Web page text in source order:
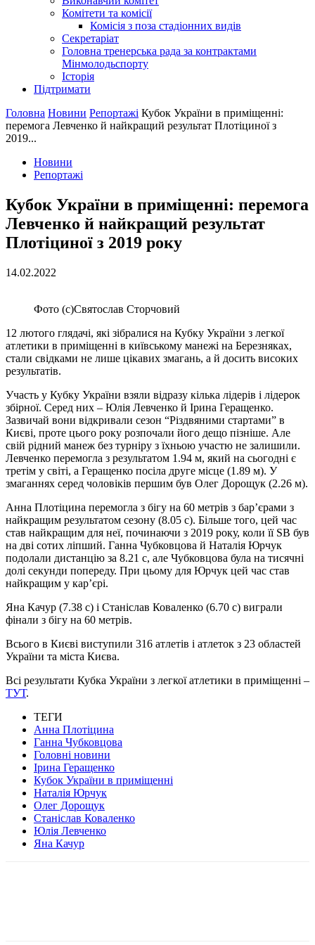
Комітети та комісії
Комісія з поза стадіонних видів
Секретаріат
Головна тренерська рада за контрактами
Мінмолодьспорту
Історія
Підтримати
Головна Новини Репортажі Кубок України в приміщенні:
перемога Левченко й найкращий результат Плотіциної з
2019...
Новини
Репортажі
Кубок України в приміщенні: перемога
Левченко й найкращий результат
Плотіциної з 2019 року
14.02.2022
Фото (с)Святослав Сторчовий
12 лютого глядачі, які зібралися на Кубку України з легкої
атлетики в приміщенні в київському манежі на Березняках,
стали свідками не лише цікавих змагань, а й досить високих
результатів.
Участь у Кубку України взяли відразу кілька лідерів і лідерок
збірної. Серед них – Юлія Левченко й Ірина Геращенко.
Зазвичай вони відкривали сезон “Різдвяними стартами” в
Києві, проте цього року розпочали його дещо пізніше. Але
свій рідний манеж без турніру з їхньою участю не залишили.
Левченко перемогла з результатом 1.94 м, який на сьогодні є
третім у світі, а Геращенко посіла друге місце (1.89 м). У
змаганнях серед чоловіків першим був Олег Дорощук (2.26 м).
Анна Плотіцина перемогла з бігу на 60 метрів з бар’єрами з
найкращим результатом сезону (8.05 с). Більше того, цей час
став найкращим для неї, починаючи з 2019 року, коли її SB був
на дві сотих ліпший. Ганна Чубковцова й Наталія Юрчук
подолали дистанцію за 8.21 с, але Чубковцова була на тисячні
долі секунди попереду. При цьому для Юрчук цей час став
найкращим у кар’єрі.
Яна Качур (7.38 с) і Станіслав Коваленко (6.70 с) виграли
фінали з бігу на 60 метрів.
Всього в Києві виступили 316 атлетів і атлеток з 23 областей
України та міста Києва.
Всі результати Кубка України з легкої атлетики в приміщенні –
ТУТ.
ТЕГИ
Анна Плотіцина
Ганна Чубковцова
Головні новини
Ірина Геращенко
Кубок України в приміщенні
Наталія Юрчук
Олег Дорощук
Станіслав Коваленко
Юлія Левченко
Яна Качур